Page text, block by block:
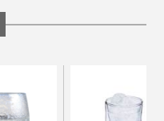
レンジが、抹茶モヒー
パーフードとして注目
をはじめました。
）」｜